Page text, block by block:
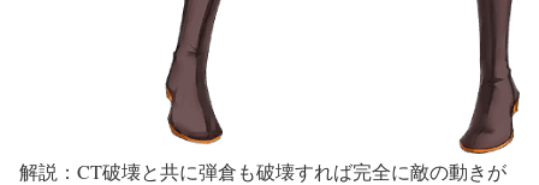
解説：CT破壊と共に弾倉も破壊すれば完全に敵の動きが